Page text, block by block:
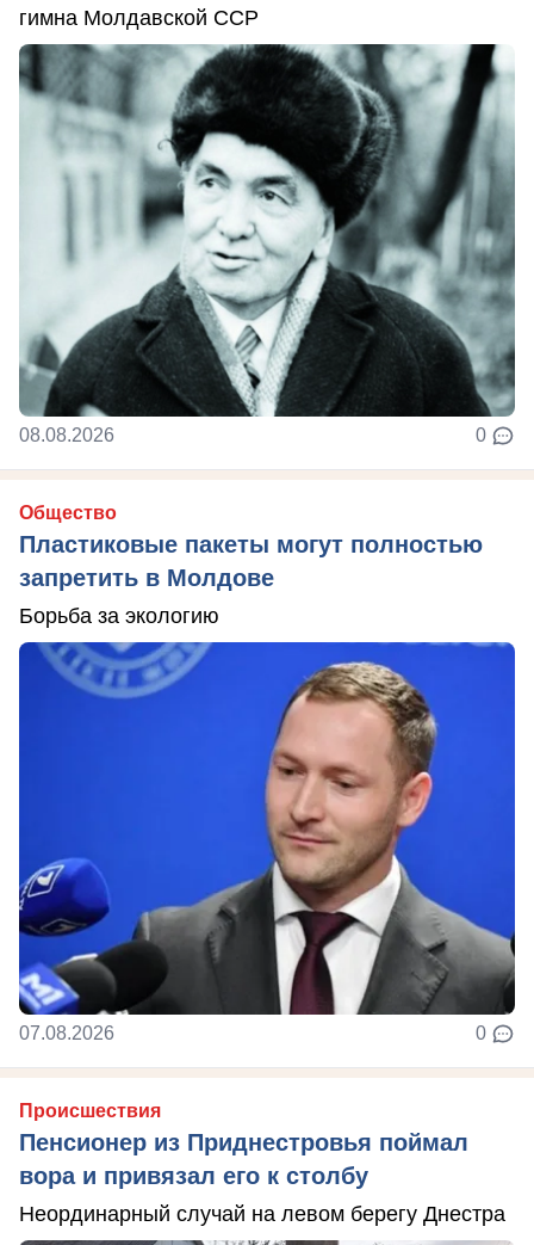
гимна Молдавской ССР
08.08.2026 0
Общество
Пластиковые пакеты могут полностью
запретить в Молдове
Борьба за экологию
07.08.2026 0
Происшествия
Пенсионер из Приднестровья поймал
вора и привязал его к столбу
Неординарный случай на левом берегу Днестра